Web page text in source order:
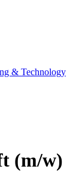
& Technology
(m/w)